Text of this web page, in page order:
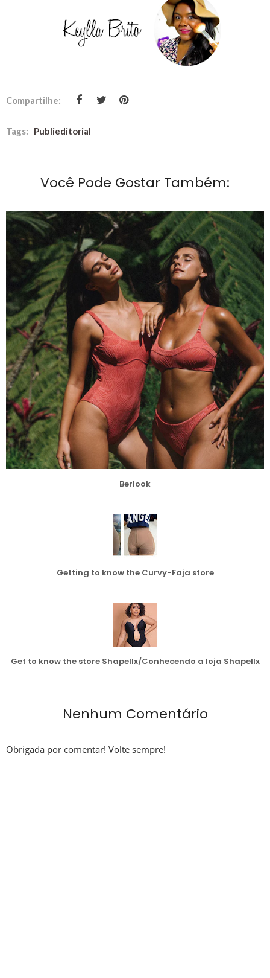
Compartilhe:
Tags: Publieditorial
Você Pode Gostar Também:
Berlook
Getting to know the Curvy-Faja store
Get to know the store Shapellx/Conhecendo a loja Shapellx
Nenhum Comentário
Obrigada por comentar! Volte sempre!